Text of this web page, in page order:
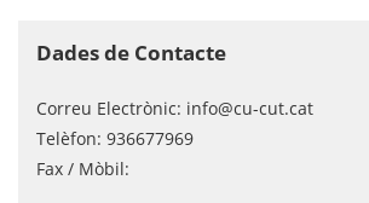
Dades de Contacte
Correu Electrònic: info@cu-cut.cat
Telèfon: 936677969
Fax / Mòbil: